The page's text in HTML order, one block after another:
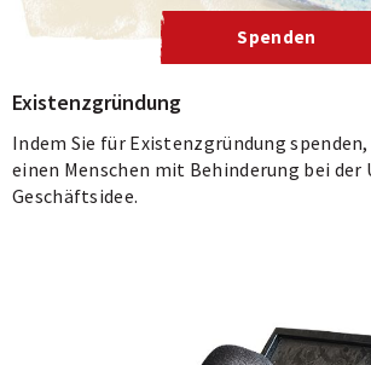
Spenden
Existenzgründung
Indem Sie für Existenzgründung
einen Menschen mit Behinderung bei der
Geschäftsidee.